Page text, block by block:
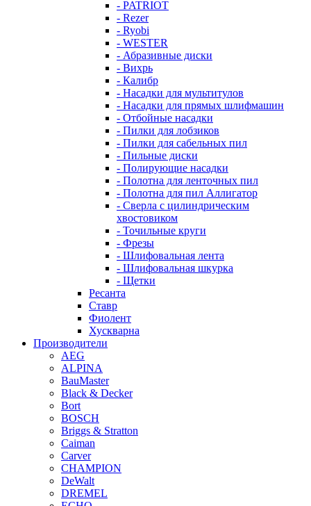
- PATRIOT
- Rezer
- Ryobi
- WESTER
- Абразивные диски
- Вихрь
- Калибр
- Насадки для мультитулов
- Насадки для прямых шлифмашин
- Отбойные насадки
- Пилки для лобзиков
- Пилки для сабельных пил
- Пильные диски
- Полирующие насадки
- Полотна для ленточных пил
- Полотна для пил Аллигатор
- Сверла с цилиндрическим
хвостовиком
- Точильные круги
- Фрезы
- Шлифовальная лента
- Шлифовальная шкурка
- Щетки
Ресанта
Ставр
Фиолент
Хускварна
Производители
AEG
ALPINA
BauMaster
Black & Decker
Bort
BOSCH
Briggs & Stratton
Caiman
Carver
CHAMPION
DeWalt
DREMEL